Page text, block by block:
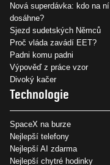
Nová superdávka: kdo na ní
dosáhne?
Sjezd sudetských Němců
Proč vláda zavádí EET?
Padni komu padni
Výpověď z práce vzor
Divoký kačer
Technologie
SpaceX na burze
Nejlepší telefony
Nejlepší AI zdarma
Nejlepší chytré hodinky